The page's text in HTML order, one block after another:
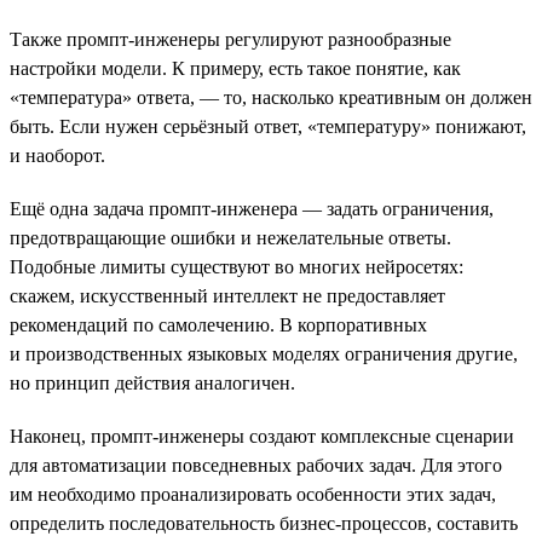
Также промпт-инженеры регулируют разнообразные
настройки модели. К примеру, есть такое понятие, как
«температура» ответа, — то, насколько креативным он должен
быть. Если нужен серьёзный ответ, «температуру» понижают,
и наоборот.
Ещё одна задача промпт-инженера — задать ограничения,
предотвращающие ошибки и нежелательные ответы.
Подобные лимиты существуют во многих нейросетях:
скажем, искусственный интеллект не предоставляет
рекомендаций по самолечению. В корпоративных
и производственных языковых моделях ограничения другие,
но принцип действия аналогичен.
Наконец, промпт-инженеры создают комплексные сценарии
для автоматизации повседневных рабочих задач. Для этого
им необходимо проанализировать особенности этих задач,
определить последовательность бизнес-процессов, составить